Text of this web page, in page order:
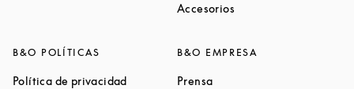
Accesorios
B&O POLÍTICAS
Política de privacidadLink Opens in New Tab
B&O EMPRESA
PrensaLink Opens in New Tab